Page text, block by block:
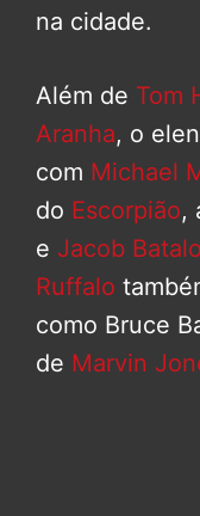
na cidade.
Além de Tom
Aranha, o
com Michael
do Escorpião,
e Jacob
Ruffalo
como Bruce
de Marvin